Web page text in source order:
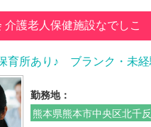
介護老人保健施設なでしこ
育所あり♪ ブランク・未
勤務地：
熊本県熊本市中央区北千